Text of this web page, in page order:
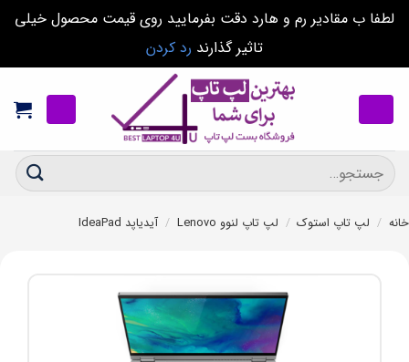
لطفا ب مقادیر رم و هارد دقت بفرمایید روی قیمت محصول خیلی
تاثیر گذارند رد کردن
content
جستجو
برای:
خانه / لپ تاپ استوک / لپ تاپ لنوو Lenovo / آیدیاپد IdeaPad